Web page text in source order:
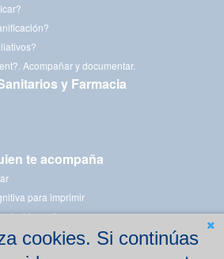
cookies. Si continúas
Acompañar y documentar.
y Farmacia
te acompaña
para imprimir
on line